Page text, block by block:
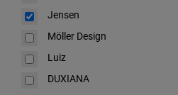
Jensen
Möller Design
Luiz
DUXIANA